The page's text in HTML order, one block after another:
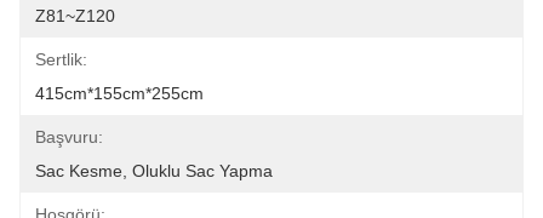
Z81~Z120
Sertlik:
415cm*155cm*255cm
Başvuru:
Sac Kesme, Oluklu Sac Yapma